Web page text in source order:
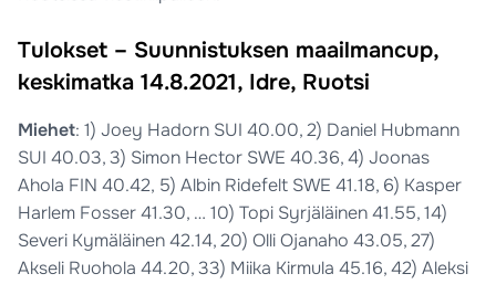
Tulokset – Suunnistuksen maailmancup,
keskimatka 14.8.2021, Idre, Ruotsi
Miehet: 1) Joey Hadorn SUI 40.00, 2) Daniel Hubmann
SUI 40.03, 3) Simon Hector SWE 40.36, 4) Joonas
Ahola FIN 40.42, 5) Albin Ridefelt SWE 41.18, 6) Kasper
Harlem Fosser 41.30, … 10) Topi Syrjäläinen 41.55, 14)
Severi Kymäläinen 42.14, 20) Olli Ojanaho 43.05, 27)
Akseli Ruohola 44.20, 33) Miika Kirmula 45.16, 42) Aleksi